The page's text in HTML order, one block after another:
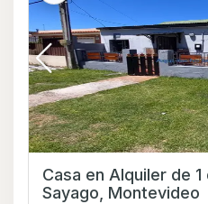
Casa en Alquiler de 1
Sayago, Montevideo